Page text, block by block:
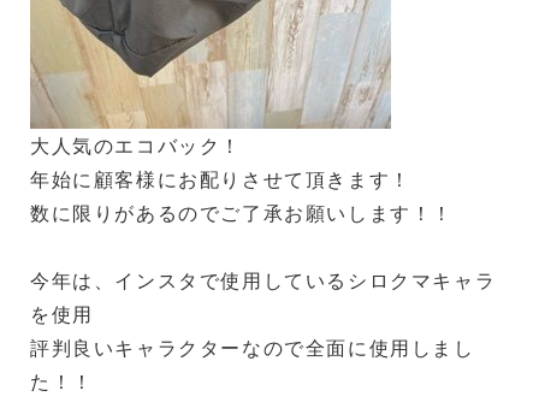
大人気のエコバック！
年始に顧客様にお配りさせて頂きます！
数に限りがあるのでご了承お願いします！！
今年は、インスタで使用しているシロクマキャラ
を使用
評判良いキャラクターなので全面に使用しまし
た！！